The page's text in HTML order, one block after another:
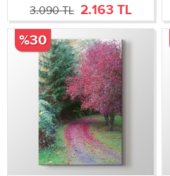
3.090 TL 2.163 TL
%30